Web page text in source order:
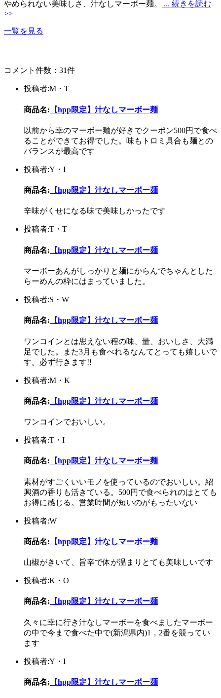
やめられない美味しさ、汁なしマーボー麺。
... 続きを読む
>>
一覧を見る
コメント件数：31件
投稿者:M・T
商品名: 【hpp限定】汁なしマーボー麺
以前から幸のマーボー麺が好きでクーポン500円で食べ
ることができてお得でした。味もトロミ具合も麺との
バランスが最高です
投稿者:Y・I
商品名: 【hpp限定】汁なしマーボー麺
辛味がくせになる味で美味しかったです
投稿者:T・T
商品名: 【hpp限定】汁なしマーボー麺
マーボーあんがしっかりと麺にからんでちゃんとした
らーめんの枠にはまっていました。
投稿者:S・W
商品名: 【hpp限定】汁なしマーボー麺
ワンコインとは思えない程の味、量、おいしさ、大満
足でした。また3月も食べれるなんてとっても嬉しいで
す。必ず行きます!!
投稿者:M・K
商品名: 【hpp限定】汁なしマーボー麺
ワンコインでおいしい。
投稿者:T・I
商品名: 【hpp限定】汁なしマーボー麺
素材がすごくいいモノを使っているのでおいしい。紹
興酒の香りも活きている。500円で食べられのはとても
お得に感じる。営業時間が短いのがもったいない
投稿者:W
商品名: 【hpp限定】汁なしマーボー麺
山椒がきいて、旨辛で体が温まりとても美味しいです
投稿者:K・O
商品名: 【hpp限定】汁なしマーボー麺
久々に幸に行き汁なしマーボーを食べましたマーボー
の中で今まで食べた中で(新潟県内)1，2番を競ってい
ます
投稿者:Y・I
商品名: 【hpp限定】汁なしマーボー麺